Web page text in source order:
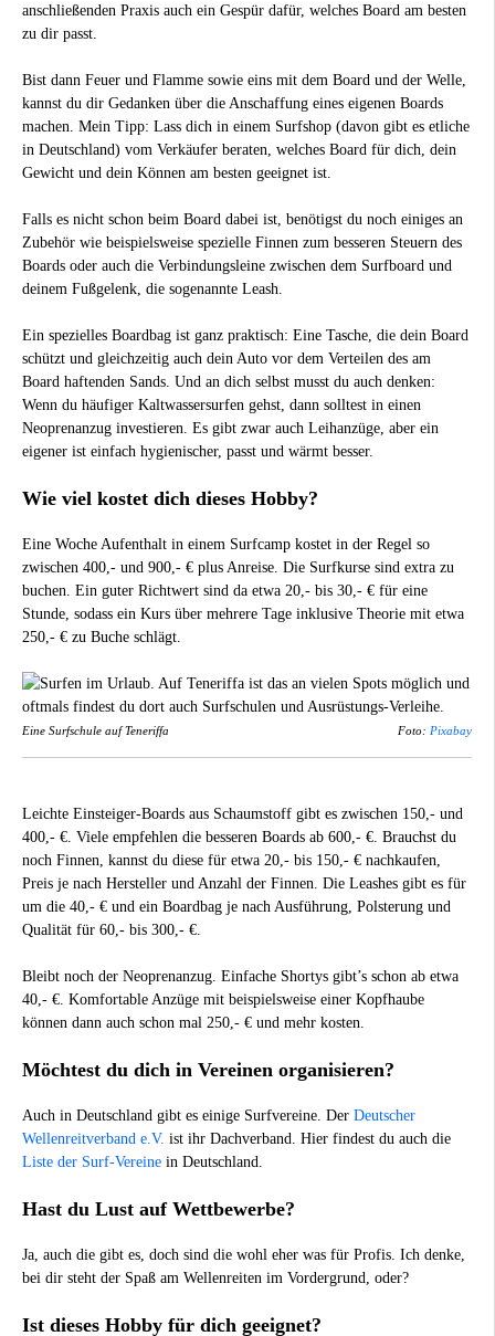
anschließenden Praxis auch ein Gespür dafür, welches Board am besten
zu dir passt.
Bist dann Feuer und Flamme sowie eins mit dem Board und der Welle,
kannst du dir Gedanken über die Anschaffung eines eigenen Boards
machen. Mein Tipp: Lass dich in einem Surfshop (davon gibt es etliche
in Deutschland) vom Verkäufer beraten, welches Board für dich, dein
Gewicht und dein Können am besten geeignet ist.
Falls es nicht schon beim Board dabei ist, benötigst du noch einiges an
Zubehör wie beispielsweise spezielle Finnen zum besseren Steuern des
Boards oder auch die Verbindungsleine zwischen dem Surfboard und
deinem Fußgelenk, die sogenannte Leash.
Ein spezielles Boardbag ist ganz praktisch: Eine Tasche, die dein Board
schützt und gleichzeitig auch dein Auto vor dem Verteilen des am
Board haftenden Sands. Und an dich selbst musst du auch denken:
Wenn du häufiger Kaltwassersurfen gehst, dann solltest in einen
Neoprenanzug investieren. Es gibt zwar auch Leihanzüge, aber ein
eigener ist einfach hygienischer, passt und wärmt besser.
Wie viel kostet dich dieses Hobby?
Eine Woche Aufenthalt in einem Surfcamp kostet in der Regel so
zwischen 400,- und 900,- € plus Anreise. Die Surfkurse sind extra zu
buchen. Ein guter Richtwert sind da etwa 20,- bis 30,- € für eine
Stunde, sodass ein Kurs über mehrere Tage inklusive Theorie mit etwa
250,- € zu Buche schlägt.
Eine Surfschule auf Teneriffa Foto: Pixabay
Leichte Einsteiger-Boards aus Schaumstoff gibt es zwischen 150,- und
400,- €. Viele empfehlen die besseren Boards ab 600,- €. Brauchst du
noch Finnen, kannst du diese für etwa 20,- bis 150,- € nachkaufen,
Preis je nach Hersteller und Anzahl der Finnen. Die Leashes gibt es für
um die 40,- € und ein Boardbag je nach Ausführung, Polsterung und
Qualität für 60,- bis 300,- €.
Bleibt noch der Neoprenanzug. Einfache Shortys gibt’s schon ab etwa
40,- €. Komfortable Anzüge mit beispielsweise einer Kopfhaube
können dann auch schon mal 250,- € und mehr kosten.
Möchtest du dich in Vereinen organisieren?
Auch in Deutschland gibt es einige Surfvereine. Der Deutscher
Wellenreitverband e.V. ist ihr Dachverband. Hier findest du auch die
Liste der Surf-Vereine in Deutschland.
Hast du Lust auf Wettbewerbe?
Ja, auch die gibt es, doch sind die wohl eher was für Profis. Ich denke,
bei dir steht der Spaß am Wellenreiten im Vordergrund, oder?
Ist dieses Hobby für dich geeignet?